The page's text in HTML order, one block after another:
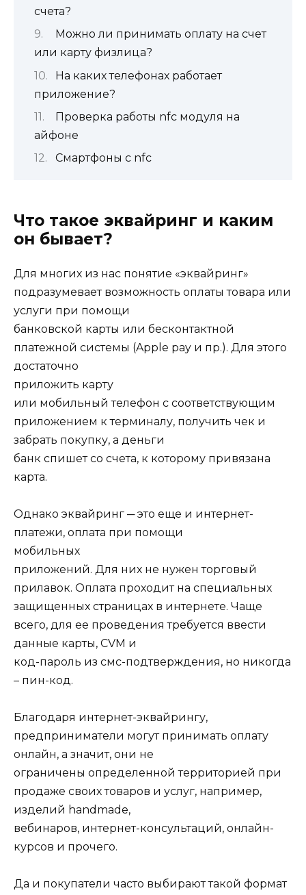
счета?
Можно ли принимать оплату на счет
или карту физлица?
На каких телефонах работает
приложение?
Проверка работы nfc модуля на
айфоне
Смартфоны с nfc
Что такое эквайринг и каким
он бывает?
Для многих из нас понятие «эквайринг»
подразумевает возможность оплаты товара или
услуги при помощи
банковской карты или бесконтактной
платежной системы (Apple pay и пр.). Для этого
достаточно
приложить карту
или мобильный телефон с соответствующим
приложением к терминалу, получить чек и
забрать покупку, а деньги
банк спишет со счета, к которому привязана
карта.
Однако эквайринг ─ это еще и интернет-
платежи, оплата при помощи
мобильных
приложений. Для них не нужен торговый
прилавок. Оплата проходит на специальных
защищенных страницах в интернете. Чаще
всего, для ее проведения требуется ввести
данные карты, CVМ и
код-пароль из смс-подтверждения, но никогда
– пин-код.
Благодаря интернет-эквайрингу,
предприниматели могут принимать оплату
онлайн, а значит, они не
ограничены определенной территорией при
продаже своих товаров и услуг, например,
изделий handmade,
вебинаров, интернет-консультаций, онлайн-
курсов и прочего.
Да и покупатели часто выбирают такой формат